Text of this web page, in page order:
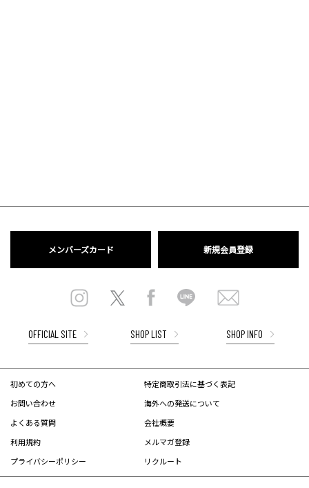
メンバーズカード 新規会員登録
OFFICIAL SITE SHOP LIST SHOP INFO
初めての方へ
お問い合わせ
よくある質問
利用規約
プライバシーポリシー
特定商取引法に基づく表記
海外への発送について
会社概要
メルマガ登録
リクルート